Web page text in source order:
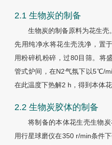
2.1 生物炭的制备
生物炭的制备原料为花生
先用纯净水将花生壳洗净，置
用粉碎机粉碎，过80目筛。将
管式炉间，在N2气氛下以5℃/
在此温度下热解2 h，得到本体
2.2 生物炭胶体的制备
将制备的本体花生壳生物
用行星球磨仪在350 r/min条件